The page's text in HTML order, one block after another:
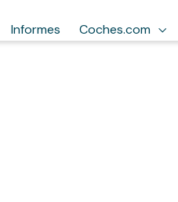
Informes Coches.com